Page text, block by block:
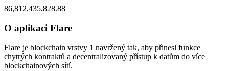
30, 02:22 PM
86,812,435,828.88
O aplikaci Flare
Flare je blockchain vrstvy 1 navržený tak, aby přinesl funkce
chytrých kontraktů a decentralizovaný přístup k datům do více
blockchainových sítí.